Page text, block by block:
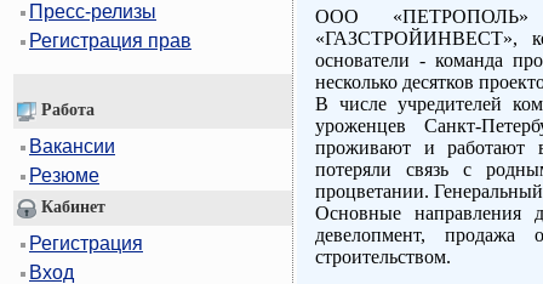
Пресс-релизы
Регистрация прав
Работа
Вакансии
Резюме
Кабинет
Регистрация
Вход
ООО «ПЕТРОПОЛЬ»
«ГАЗСТРОЙИНВЕСТ»,
основатели - команда
несколько десятков
В числе учредителей
уроженцев Санкт-
проживают и работают
потеряли связь с
процветании.
Основные направления
девелопмент, продажа
строительством.